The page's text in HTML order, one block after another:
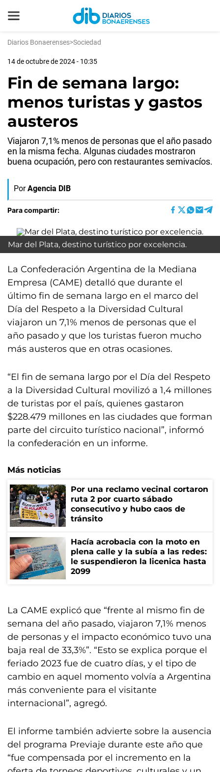
Diarios Bonaerenses>Sociedad
14 de octubre de 2024 - 10:35
Fin de semana largo:
menos turistas y gastos
austeros
Viajaron 7,1% menos de personas que el año pasado
en la misma fecha. Algunas ciudades mostraron
buena ocupación, pero con restaurantes semivacíos.
Por Agencia DIB
Para compartir:
Mar del Plata, destino turístico por excelencia.
La Confederación Argentina de la Mediana
Empresa (CAME) detalló que durante el
último fin de semana largo en el marco del
Día del Respeto a la Diversidad Cultural
viajaron un 7,1% menos de personas que el
año pasado y que los turistas fueron mucho
más austeros que en otras ocasiones.
“El fin de semana largo por el Día del Respeto
a la Diversidad Cultural movilizó a 1,4 millones
de turistas por el país, quienes gastaron
$228.479 millones en las ciudades que forman
parte del circuito turístico nacional”, informó
la confederación en un informe.
Más noticias
Por una reclamo vecinal cortaron
ruta 2 por cuarto sábado
consecutivo y hubo caos de
tránsito
Hacía acrobacia con la moto en
plena calle y la subía a las redes:
le suspendieron la licenica hasta
2099
La CAME explicó que “frente al mismo fin de
semana del año pasado, viajaron 7,1% menos
de personas y el impacto económico tuvo una
baja real de 33,3%”. “Esto se explica porque el
feriado 2023 fue de cuatro días, y el tipo de
cambio en aquel momento volvía a Argentina
más conveniente para el visitante
internacional”, agregó.
El informe también advierte sobre la ausencia
del programa Previaje durante este año que
“fue compensada por el incremento en la